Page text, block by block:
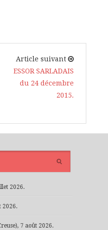
Article suivant
ESSOR SARLADAIS
du 24 décembre
2015.
2026.
2026.
7 août 2026.